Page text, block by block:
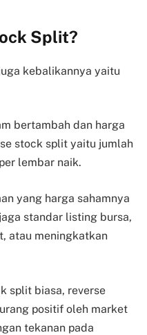
Split?
kebalikannya yaitu
bertambah dan harga
stock split yaitu jumlah
lembar naik.
yang harga sahamnya
standar listing bursa,
atau meningkatkan
split biasa, reverse
positif oleh market
tekanan pada